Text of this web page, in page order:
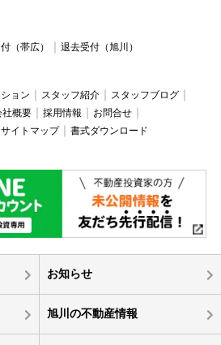
（帯広） 退去受付（旭川）
ョン スタッフ紹介
スタッフブログ
社概要 採用情報
お問合せ
サイトマップ 書式ダウンロード
お知らせ
旭川の不動産情報